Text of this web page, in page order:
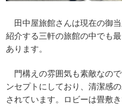
田中屋旅館さんは現在の御
紹介する三軒の旅館の中でも
あります。
門構えの雰囲気も素敵なの
ンセプトにしており、清潔感
されています。ロビーは畳敷